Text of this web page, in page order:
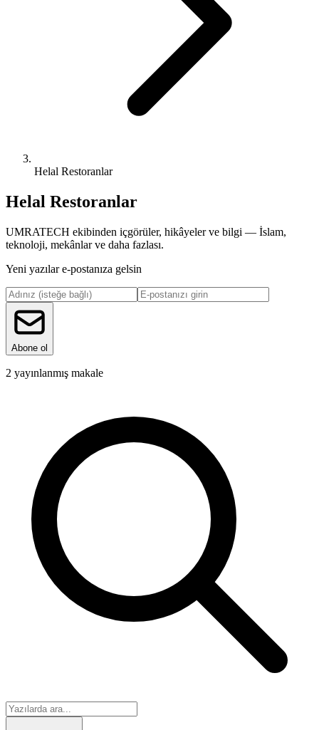
Helal Restoranlar
Helal Restoranlar
UMRATECH ekibinden içgörüler, hikâyeler ve bilgi — İslam,
teknoloji, mekânlar ve daha fazlası.
Yeni yazılar e-postanıza gelsin
Abone ol
2 yayınlanmış makale